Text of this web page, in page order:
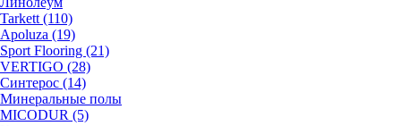
Tarkett (110)
Apoluza (19)
Sport Flooring (21)
VERTIGO (28)
Синтерос (14)
Минеральные полы
MICODUR (5)